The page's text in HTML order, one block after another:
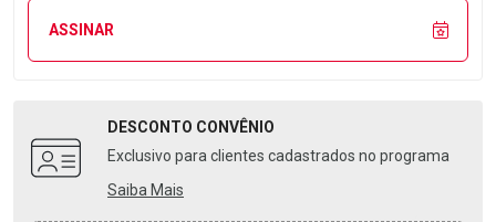
ASSINAR
DESCONTO CONVÊNIO
Exclusivo para clientes cadastrados no programa
Saiba Mais